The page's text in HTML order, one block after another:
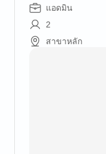
แอดมิน
2
สาขาหลัก